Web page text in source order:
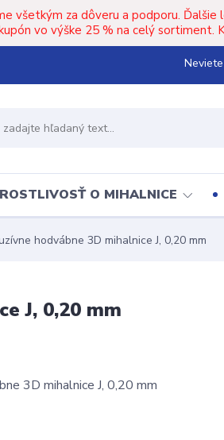
všetkým za dôveru a podporu.
vo výške 25 % na celý
O MIHALNICE
hodvábne 3D mihalnice J, 0,20 mm
J, 0,20 mm